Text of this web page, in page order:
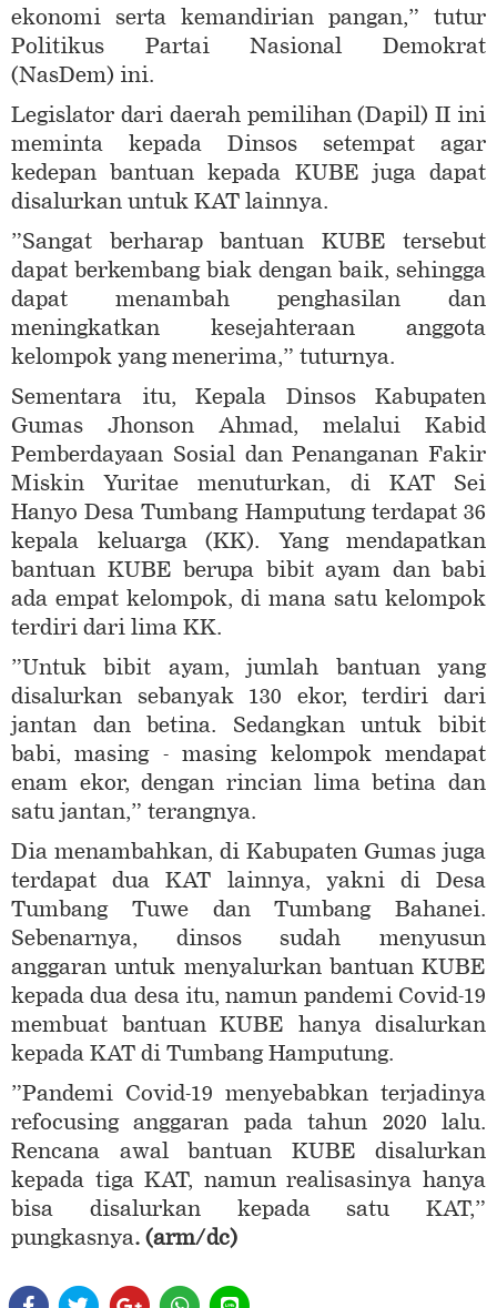
ekonomi serta kemandirian pangan,” tutur
Politikus Partai Nasional Demokrat
(NasDem) ini.
Legislator dari daerah pemilihan (Dapil) II ini
meminta kepada Dinsos setempat agar
kedepan bantuan kepada KUBE juga dapat
disalurkan untuk KAT lainnya.
”Sangat berharap bantuan KUBE tersebut
dapat berkembang biak dengan baik, sehingga
dapat menambah penghasilan dan
meningkatkan kesejahteraan anggota
kelompok yang menerima,” tuturnya.
Sementara itu, Kepala Dinsos Kabupaten
Gumas Jhonson Ahmad, melalui Kabid
Pemberdayaan Sosial dan Penanganan Fakir
Miskin Yuritae menuturkan, di KAT Sei
Hanyo Desa Tumbang Hamputung terdapat 36
kepala keluarga (KK). Yang mendapatkan
bantuan KUBE berupa bibit ayam dan babi
ada empat kelompok, di mana satu kelompok
terdiri dari lima KK.
”Untuk bibit ayam, jumlah bantuan yang
disalurkan sebanyak 130 ekor, terdiri dari
jantan dan betina. Sedangkan untuk bibit
babi, masing - masing kelompok mendapat
enam ekor, dengan rincian lima betina dan
satu jantan,” terangnya.
Dia menambahkan, di Kabupaten Gumas juga
terdapat dua KAT lainnya, yakni di Desa
Tumbang Tuwe dan Tumbang Bahanei.
Sebenarnya, dinsos sudah menyusun
anggaran untuk menyalurkan bantuan KUBE
kepada dua desa itu, namun pandemi Covid-19
membuat bantuan KUBE hanya disalurkan
kepada KAT di Tumbang Hamputung.
”Pandemi Covid-19 menyebabkan terjadinya
refocusing anggaran pada tahun 2020 lalu.
Rencana awal bantuan KUBE disalurkan
kepada tiga KAT, namun realisasinya hanya
bisa disalurkan kepada satu KAT,”
pungkasnya. (arm/dc)